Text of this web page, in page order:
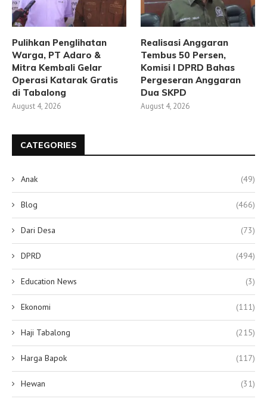
Pulihkan Penglihatan
Warga, PT Adaro &
Mitra Kembali Gelar
Operasi Katarak Gratis
di Tabalong
August 4, 2026
Realisasi Anggaran
Tembus 50 Persen,
Komisi I DPRD Bahas
Pergeseran Anggaran
Dua SKPD
August 4, 2026
CATEGORIES
Anak (49)
Blog (466)
Dari Desa (73)
DPRD (494)
Education News (3)
Ekonomi (111)
Haji Tabalong (215)
Harga Bapok (117)
Hewan (31)